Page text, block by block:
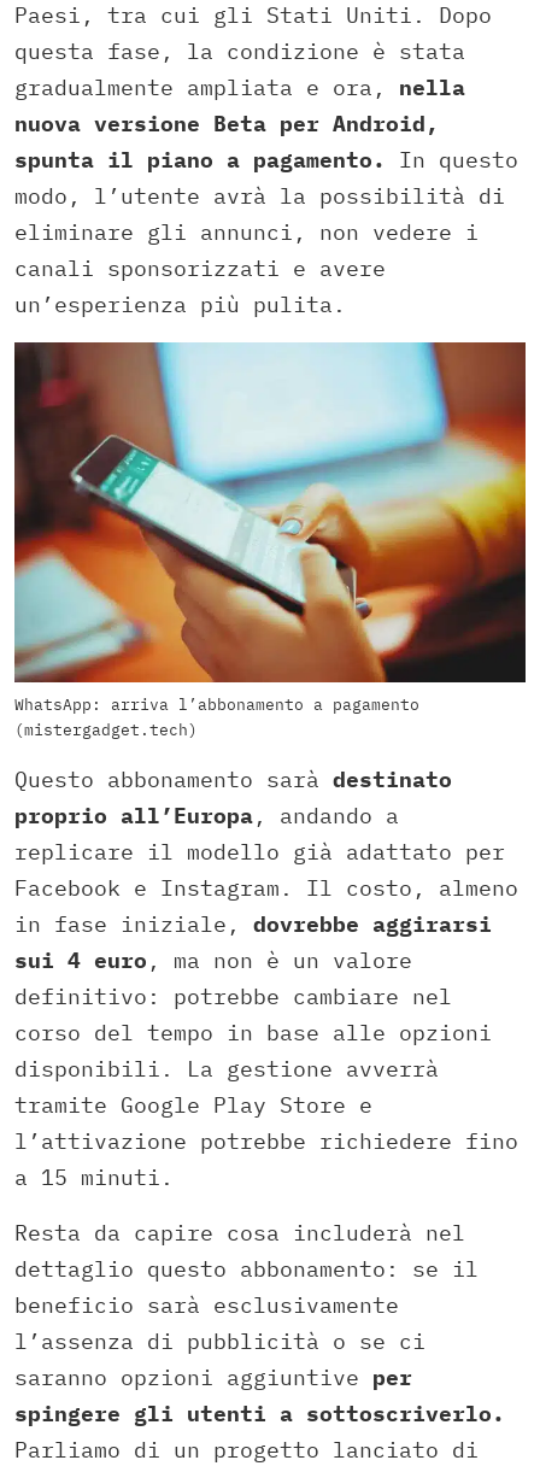
Paesi, tra cui gli Stati Uniti. Dopo
questa fase, la condizione è stata
gradualmente ampliata e ora, nella
nuova versione Beta per Android,
spunta il piano a pagamento.
In questo
modo, l’utente avrà la possibilità di
eliminare gli annunci, non vedere i
canali sponsorizzati e avere
un’esperienza più pulita.
WhatsApp: arriva l’abbonamento a pagamento
(mistergadget.tech)
Questo abbonamento sarà destinato
proprio all’Europa, andando a
replicare il modello già adattato per
Facebook e Instagram. Il costo, almeno
in fase iniziale, dovrebbe aggirarsi
sui 4 euro , ma non è un valore
definitivo: potrebbe cambiare nel
corso del tempo in base alle opzioni
disponibili. La gestione avverrà
tramite Google Play Store e
l’attivazione potrebbe richiedere fino
a 15 minuti.
Resta da capire cosa includerà nel
dettaglio questo abbonamento: se il
beneficio sarà esclusivamente
l’assenza di pubblicità o se ci
saranno opzioni aggiuntive per
spingere gli utenti a sottoscriverlo.
Parliamo di un progetto lanciato di